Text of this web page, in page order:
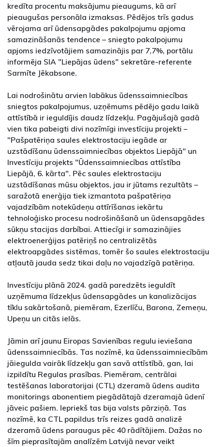
kredīta procentu maksājumu pieaugums, kā arī
pieaugušas personāla izmaksas. Pēdējos trīs gadus
vērojama arī ūdensapgādes pakalpojumu apjoma
samazināšanās tendence – sniegto pakalpojumu
apjoms iedzīvotājiem samazinājis par 7,7%, portālu
informēja SIA "Liepājas ūdens" sekretāre-referente
Sarmīte Jēkabsone.
Lai nodrošinātu arvien labākus ūdenssaimniecības
sniegtos pakalpojumus, uzņēmums pēdējo gadu laikā
attīstībā ir ieguldījis daudz līdzekļu. Pagājušajā gadā
vien tika pabeigti divi nozīmīgi investīciju projekti –
"Pašpatēriņa saules elektrostaciju iegāde ar
uzstādīšanu ūdenssaimniecības objektos Liepājā" un
Investīciju projekts "Ūdenssaimniecības attīstība
Liepājā, 6. kārta". Pēc saules elektrostaciju
uzstādīšanas mūsu objektos, jau ir jūtams rezultāts –
saražotā enerģija tiek izmantota pašpatēriņa
vajadzībām notekūdeņu attīrīšanas iekārtu
tehnoloģisko procesu nodrošināšanā un ūdensapgādes
sūkņu stacijas darbībai. Attiecīgi ir samazinājies
elektroenerģijas patēriņš no centralizētās
elektroapgādes sistēmas, tomēr šo saules elektrostaciju
atļautā jauda sedz tikai daļu no vajadzīgā patēriņa.
Investīciju plānā 2024. gadā paredzēts ieguldīt
uzņēmuma līdzekļus ūdensapgādes un kanalizācijas
tīklu sakārtošanā, piemēram, Ezerlīču, Barona, Zemeņu,
Upeņu un citās ielās.
Jāmin arī jaunu Eiropas Savienības regulu ieviešana
ūdenssaimniecībās. Tas nozīmē, ka ūdenssaimniecībām
jāiegulda vairāk līdzekļu gan savā attīstībā, gan, lai
izpildītu Regulas prasības. Piemēram, centrālai
testēšanas laboratorijai (CTL) dzeramā ūdens audita
monitorings abonentiem piegādātajā dzeramajā ūdenī
jāveic pašiem. Iepriekš tas bija valsts pārziņā. Tas
nozīmē, ka CTL papildus trīs reizes gadā analizē
dzeramā ūdens paraugus pēc 40 rādītājiem. Dažas no
šīm pieprasītajām analīzēm Latvijā nevar veikt